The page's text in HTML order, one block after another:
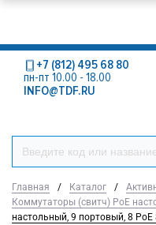
+7 (812) 495 68 80
пн-пт 10.00 - 18.00
INFO@TDF.RU
Главная / Каталог /
Коммутаторы (свитч) PoE
настольный, 9 портовый, 8